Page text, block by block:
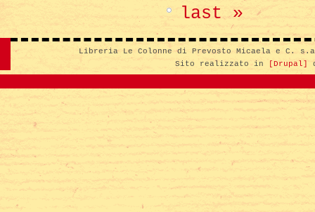
last »
Libreria Le Colonne di Prevosto Micaela e C.
Sito realizzato in
[Drupal]